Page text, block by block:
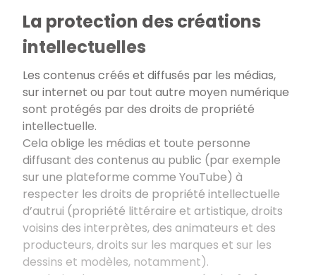
La protection des créations
intellectuelles
Les contenus créés et diffusés par les médias,
sur internet ou par tout autre moyen numérique
sont protégés par des droits de propriété
intellectuelle.
Cela oblige les médias et toute personne
diffusant des contenus au public (par exemple
sur une plateforme comme YouTube) à
respecter les droits de propriété intellectuelle
d’autrui (propriété littéraire et artistique, droits
voisins des interprètes, des animateurs et des
producteurs, droits sur les marques et sur les
dessins et modèles, notamment).